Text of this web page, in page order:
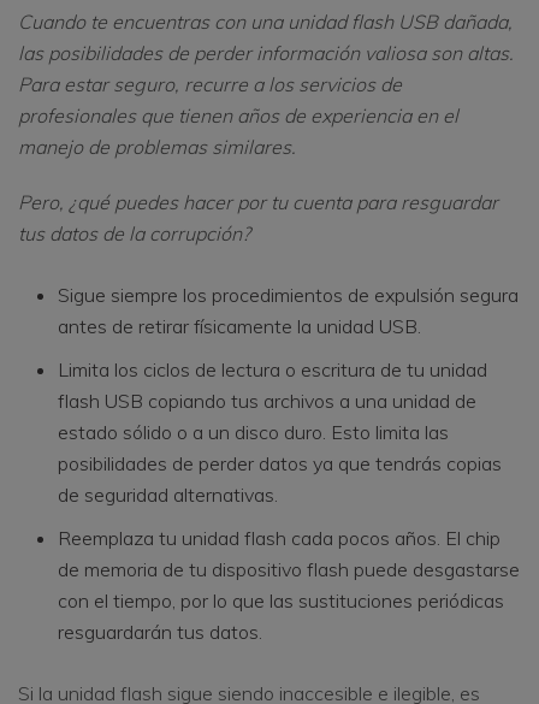
Cuando te encuentras con una unidad flash USB dañada,
las posibilidades de perder información valiosa son altas.
Para estar seguro, recurre a los servicios de
profesionales que tienen años de experiencia en el
manejo de problemas similares.
Pero, ¿qué puedes hacer por tu cuenta para resguardar
tus datos de la corrupción?
Sigue siempre los procedimientos de expulsión segura
antes de retirar físicamente la unidad USB.
Limita los ciclos de lectura o escritura de tu unidad
flash USB copiando tus archivos a una unidad de
estado sólido o a un disco duro. Esto limita las
posibilidades de perder datos ya que tendrás copias
de seguridad alternativas.
Reemplaza tu unidad flash cada pocos años. El chip
de memoria de tu dispositivo flash puede desgastarse
con el tiempo, por lo que las sustituciones periódicas
resguardarán tus datos.
Si la unidad flash sigue siendo inaccesible e ilegible, es